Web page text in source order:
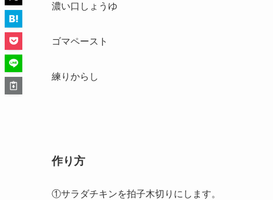
濃い口しょうゆ
ゴマペースト
練りからし
作り方
①サラダチキンを拍子木切りにします。